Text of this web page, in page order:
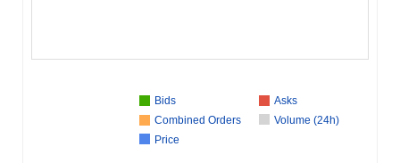
Bids
Asks
Combined Orders
Volume (24h)
Price